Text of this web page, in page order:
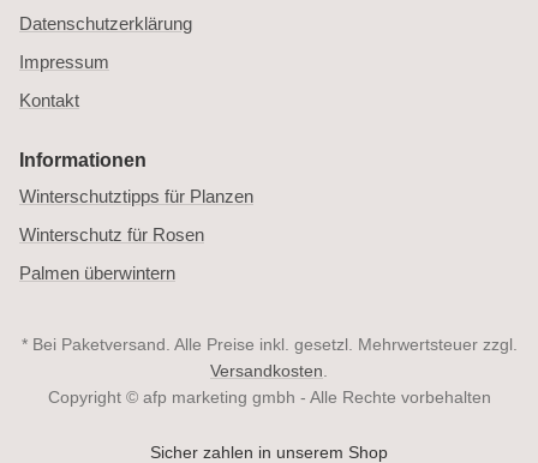
Datenschutzerklärung
Impressum
Kontakt
Informationen
Winterschutztipps für Planzen
Winterschutz für Rosen
Palmen überwintern
* Bei Paketversand. Alle Preise inkl. gesetzl. Mehrwertsteuer zzgl.
Versandkosten
Copyright © afp marketing gmbh - Alle Rechte vorbehalten
Sicher zahlen in unserem Shop